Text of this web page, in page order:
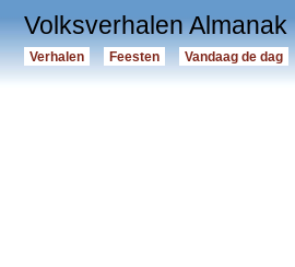
Volksverhalen Almanak
Verhalen Feesten Vandaag de dag